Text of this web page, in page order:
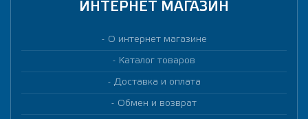
ИНТЕРНЕТ МАГАЗИН
О интернет магазине
Каталог товаров
Доставка и оплата
Обмен и возврат